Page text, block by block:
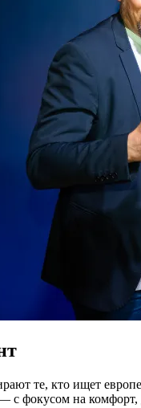
те, кто ищет
с фокусом на комфорт,